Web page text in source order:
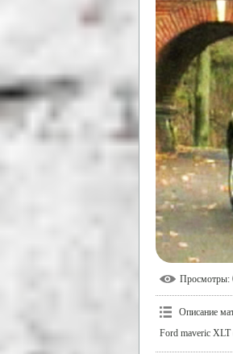
Просмотры:
Описание
Ford maveric XLT